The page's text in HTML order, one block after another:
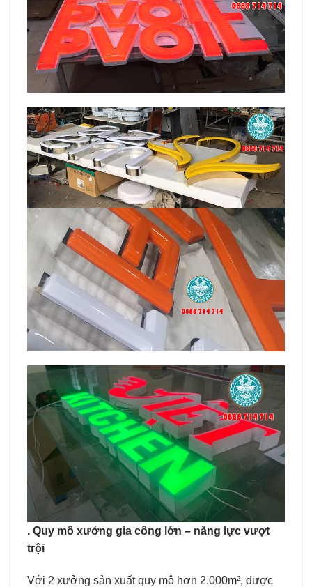
. Quy mô xưởng gia công lớn – năng lực vượt
trội
Với 2 xưởng sản xuất quy mô hơn 2.000m², được